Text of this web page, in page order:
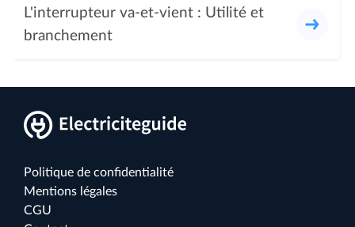
L'interrupteur va-et-vient : Utilité et
branchement
Politique de confidentialité
Mentions légales
CGU